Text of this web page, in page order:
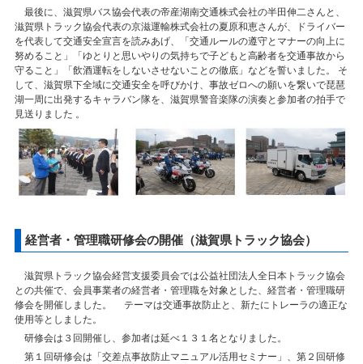
最後に、滋賀県バス協会代表の帝産湖南交通株式会社の半田伸二さんと、
滋賀県トラック協会代表の京滋運輸株式会社の夏原和恵さんが、ドライバー
を代表して交通安全宣言を読みあげ、「交通ルールの遵守とマナーの向上に
努めること」「ゆとりと思いやりの気持ちで子どもと高齢者を交通事故から
守ること」「飲酒運転をしないさせないことの徹底」などを誓いました。 そ
して、滋賀県下全域に交通安全を呼びかけ、事故ゼロへの願いを繋いで琵琶
湖一周に出発するキャラバン隊を、滋賀県警音楽隊の演奏と参加者の拍手で
見送りました 。
経営者・管理職研修会の開催（滋賀県トラック協会）
滋賀県トラック協会経営支援委員会では公益社団法人全日本トラック協会
との共催で、会員事業者の経営者・管理職を対象とした、経営者・管理職研
修会を開催しました。 テーマは交通事故防止と、新たにトレーラの適正な
使用等としました。
研修会は３回開催し、参加者は延べ１３１名となりました。
第１回研修会は「交差点事故防止マニュアル活用セミナー」、第２回研修